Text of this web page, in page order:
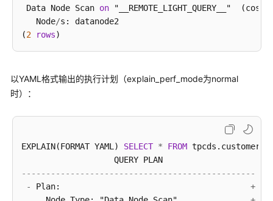
Data Node Scan on "__REMOTE_LIGHT_QUERY__"  (cost
   Node
/s: datanode2
(2 rows
以YAML格式输出的执行计划（explain_perf_mode为normal
时）：
EXPLAIN(FORMAT YAML) SELECT * FROM
------------------------------------------------
-
Plan: +